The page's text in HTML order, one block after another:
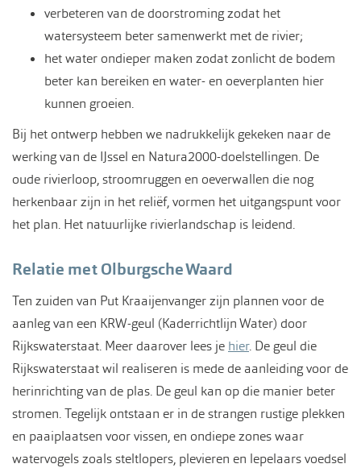
verbeteren van de doorstroming zodat het
watersysteem beter samenwerkt met de rivier;
het water ondieper maken zodat zonlicht de bodem
beter kan bereiken en water- en oeverplanten hier
kunnen groeien.
Bij het ontwerp hebben we nadrukkelijk gekeken naar de
werking van de IJssel en Natura2000-doelstellingen. De
oude rivierloop, stroomruggen en oeverwallen die nog
herkenbaar zijn in het reliëf, vormen het uitgangspunt voor
het plan. Het natuurlijke rivierlandschap is leidend.
Relatie met Olburgsche Waard
Ten zuiden van Put Kraaijenvanger zijn plannen voor de
aanleg van een KRW-geul (Kaderrichtlijn Water) door
Rijkswaterstaat. Meer daarover lees je hier. De geul die
Rijkswaterstaat wil realiseren is mede de aanleiding voor de
herinrichting van de plas. De geul kan op die manier beter
stromen. Tegelijk ontstaan er in de strangen rustige plekken
en paaiplaatsen voor vissen, en ondiepe zones waar
watervogels zoals steltlopers, plevieren en lepelaars voedsel